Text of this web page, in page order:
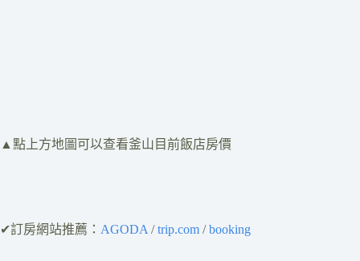
​▲點上方地圖可以查看釜山目前飯店房價
✔訂房網站推薦： AGODA /trip.com /booking